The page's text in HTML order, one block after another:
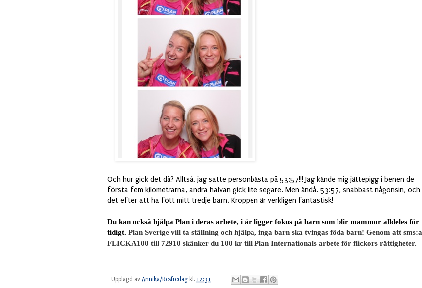
Och hur gick det då? Alltså, jag satte personbästa på 53:57!!! Jag kände mig jättepigg i benen de
första fem kilometrarna, andra halvan gick lite segare. Men ändå. 53:57, snabbast någonsin, och
det efter att ha fött mitt tredje barn. Kroppen är verkligen fantastisk!
Du kan också hjälpa Plan i deras arbete, i år ligger fokus på barn som blir mammor alldeles för
tidigt. Plan Sverige vill ta ställning och hjälpa, inga barn ska tvingas föda barn! Genom att sms:a
FLICKA100 till 72910 skänker du 100 kr till Plan Internationals arbete för flickors rättigheter.
Upplagd av Annika/Resfredag kl. 12:31